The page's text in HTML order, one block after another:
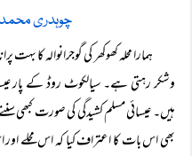
چوہدری
ہمارا محلہ کھوکھر کی گوجرانوالہ کا
وشکر رہتی ہے۔ سیالکوٹ روڈ کے
ہیں۔ عیسائی مسلم کشیدگی کی صورت کبھی
بھی اس بات کا اعتراف کیا کہ اس محلے